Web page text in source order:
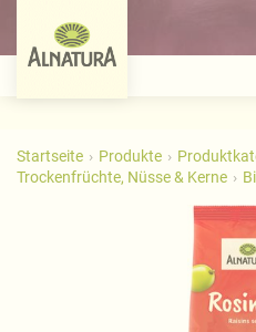
Startseite Produkte
Trockenfrüchte, Nüsse & Kerne